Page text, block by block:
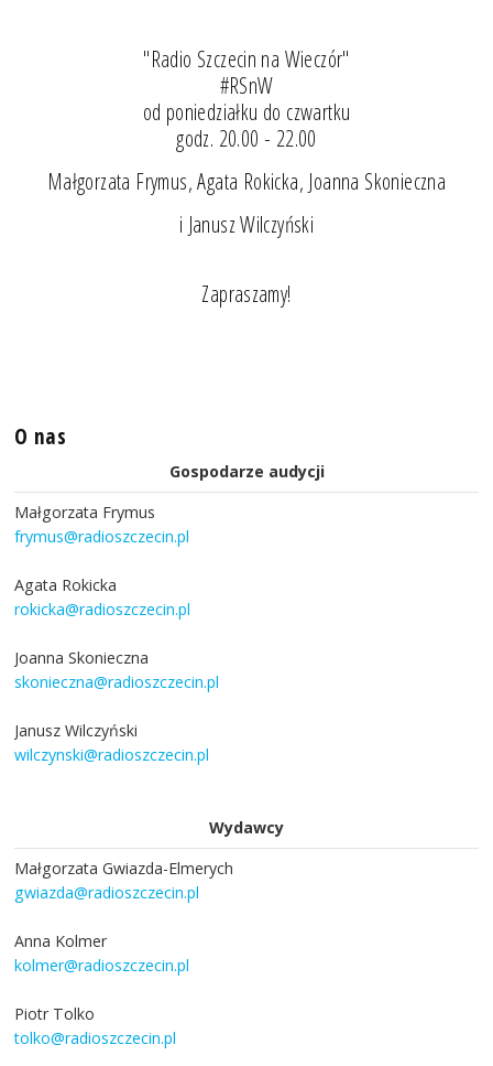
"Radio Szczecin na Wieczór"
#RSnW
od poniedziałku do czwartku
godz. 20.00 - 22.00
Małgorzata Frymus, Agata Rokicka, Joanna Skonieczna
i Janusz Wilczyński
Zapraszamy!
O nas
Gospodarze audycji
Małgorzata Frymus
frymus@radioszczecin.pl
Agata Rokicka
rokicka@radioszczecin.pl
Joanna Skonieczna
skonieczna@radioszczecin.pl
Janusz Wilczyński
wilczynski@radioszczecin.pl
Wydawcy
Małgorzata Gwiazda-Elmerych
gwiazda@radioszczecin.pl
Anna Kolmer
kolmer@radioszczecin.pl
Piotr Tolko
tolko@radioszczecin.pl